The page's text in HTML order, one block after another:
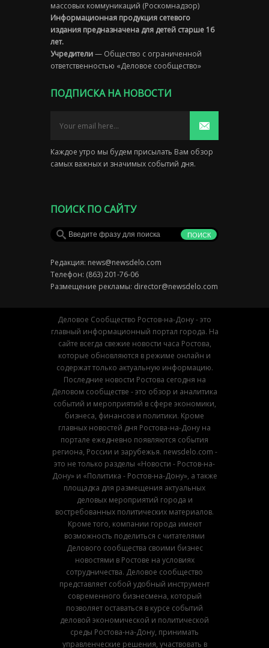
массовых коммуникаций (Роскомнадзор)
Информационная продукция сетевого
издания предназначена для детей старше 16
лет.
Учредители— Общество с ограниченной
ответственностью «Деловое сообщество»
ПОДПИСКА НА НОВОСТИ
Каждое утро мы будем присылать Вам обзор
самых важных и значимых событий дня.
ПОИСК ПО САЙТУ
Редакция: news@newsdelo.com
Телефон: (863) 201-76-06
Размещение рекламы: director@newsdelo.com
Деловое Сообщество Ростов-на-Дону - это
главный информационный портал города. На
сайте всегда свежие новости часа Ростова,
которые обновляются в режиме онлайн и
содержат только актуальную информацию.
Последние новости Ростова сегодня на
Деловом сообществе - это обзор и аналитика
событий и мероприятий в сфере экономики,
бизнеса, финансов и политики. Кроме
главных новостей дня Ростова-на-Дону на
портале ежедневно появляются события
региона, России и зарубежья. newsdelo.com -
это не только разделы «Новости - Ростов-на-
Дону» и «Политика - Ростов-на-Дону», а также
площадка для размещения актуальных
деловых мероприятий города и
востребованных политических материалов.
Кроме того, компании города имеют
возможность поделиться с читателями
Делового сообщества своими бизнес
новостями в Ростове на условиях
сотрудничества. Деловое сообщество
представляет собой удобный инструмент
современного бизнесмена, который
позволяет оставаться в курсе событий
деловой экономической и политической
среды Ростова-на-Дону, принимать
управленческие решения, участвовать в